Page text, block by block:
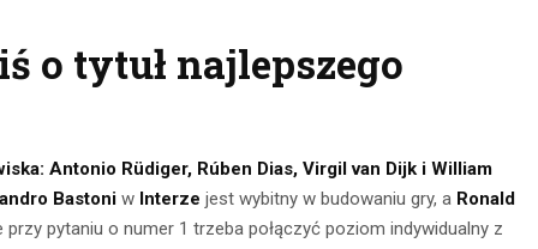
o tytuł najlepszego
Antonio Rüdiger, Rúben Dias, Virgil van Dijk i William
Bastoni w Interze jest wybitny w budowaniu gry, a Ronald
pytaniu o numer 1 trzeba połączyć poziom indywidualny z